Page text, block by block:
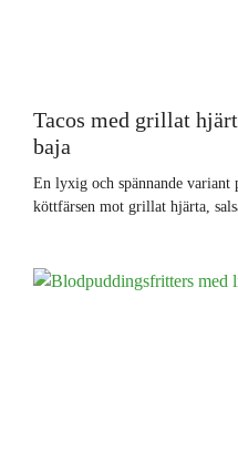
Tacos med grillat
baja
En lyxig och spännande variant
köttfärsen mot grillat hjärta,